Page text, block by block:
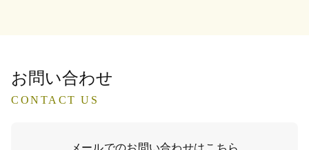
お問い合わせ
CONTACT US
メールでのお問い合わせはこちら